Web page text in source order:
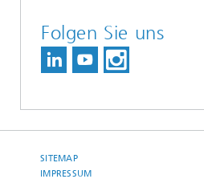
Folgen Sie uns
SITEMAP
IMPRESSUM